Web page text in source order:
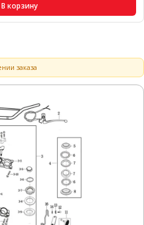
В корзину
заказа